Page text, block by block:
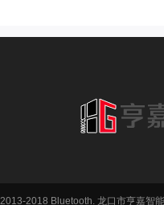
2018 Bluetooth. 龙口市亨嘉智